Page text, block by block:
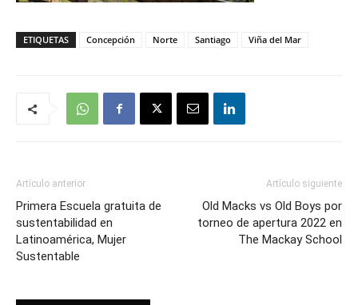
ETIQUETAS Concepción Norte Santiago Viña del Mar
Artículo anterior
Primera Escuela gratuita de
sustentabilidad en
Latinoamérica, Mujer
Sustentable
Artículo siguiente
Old Macks vs Old Boys por
torneo de apertura 2022 en
The Mackay School